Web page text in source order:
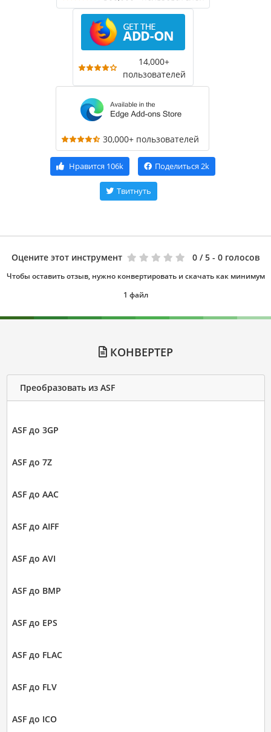
14,000+
пользователей
30,000+ пользователей
Нравится 106k Поделиться 2k
Твитнуть
Оцените этот инструмент 0 / 5 - 0 голосов
Чтобы оставить отзыв, нужно конвертировать и скачать как минимум
1 файл
КОНВЕРТЕР
Преобразовать из ASF
ASF до 3GP
ASF до 7Z
ASF до AAC
ASF до AIFF
ASF до AVI
ASF до BMP
ASF до EPS
ASF до FLAC
ASF до FLV
ASF до ICO